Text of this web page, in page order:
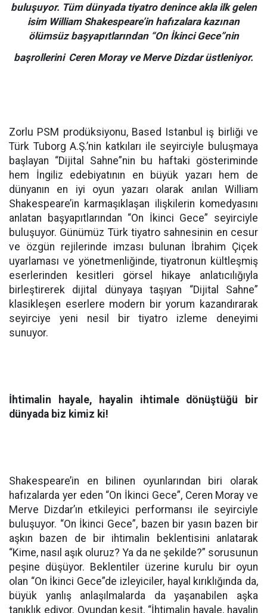
buluşuyor. Tüm dünyada tiyatro denince akla ilk gelen
isim William Shakespeare’in hafızalara kazınan
ölümsüz başyapıtlarından “On İkinci Gece”nin
başrollerini Ceren Moray ve Merve Dizdar üstleniyor.
Zorlu PSM prodüksiyonu, Based Istanbul iş birliği ve
Türk Tuborg A.Ş.’nin katkıları ile seyirciyle buluşmaya
başlayan “Dijital Sahne”nin bu haftaki gösteriminde
hem İngiliz edebiyatının en büyük yazarı hem de
dünyanın en iyi oyun yazarı olarak anılan William
Shakespeare’in karmaşıklaşan ilişkilerin komedyasını
anlatan başyapıtlarından “On İkinci Gece” seyirciyle
buluşuyor. Günümüz Türk tiyatro sahnesinin en cesur
ve özgün rejilerinde imzası bulunan İbrahim Çiçek
uyarlaması ve yönetmenliğinde, tiyatronun kültleşmiş
eserlerinden kesitleri görsel hikaye anlatıcılığıyla
birleştirerek dijital dünyaya taşıyan “Dijital Sahne”
klasikleşen eserlere modern bir yorum kazandırarak
seyirciye yeni nesil bir tiyatro izleme deneyimi
sunuyor.
İhtimalin hayale, hayalin ihtimale dönüştüğü bir
dünyada biz kimiz ki!
Shakespeare’in en bilinen oyunlarından biri olarak
hafızalarda yer eden “On İkinci Gece”, Ceren Moray ve
Merve Dizdar’ın etkileyici performansı ile seyirciyle
buluşuyor. “On İkinci Gece”, bazen bir yasın bazen bir
aşkın bazen de bir ihtimalin beklentisini anlatarak
“Kime, nasıl aşık oluruz? Ya da ne şekilde?” sorusunun
peşine düşüyor. Beklentiler üzerine kurulu bir oyun
olan “On İkinci Gece”de izleyiciler, hayal kırıklığında da,
büyük yanlış anlaşılmalarda da yaşanabilen aşka
tanıklık ediyor. Oyundan kesit, “İhtimalin hayale, hayalin